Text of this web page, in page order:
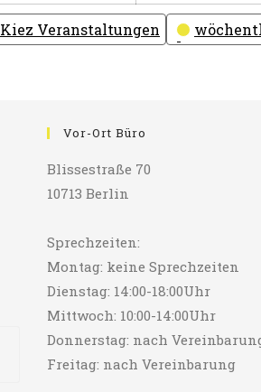
Kiez Veranstaltungen
Vor-Ort Büro
Blissestraße 70
10713 Berlin
Sprechzeiten:
Montag: keine Sprechzeiten
Dienstag: 14:00-18:00Uhr
Mittwoch: 10:00-14:00Uhr
Donnerstag: nach
Freitag: nach Vereinbarung